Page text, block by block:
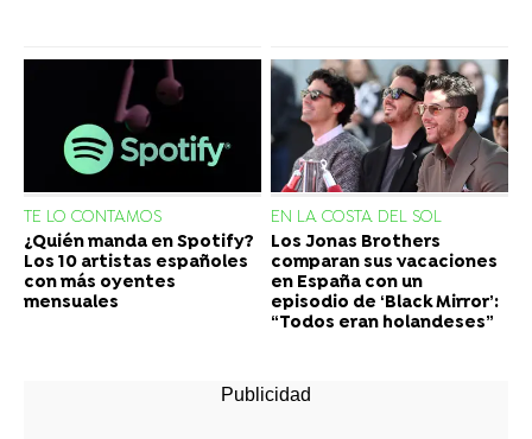
TE LO CONTAMOS
¿Quién manda en Spotify?
Los 10 artistas españoles
con más oyentes
mensuales
EN LA COSTA DEL SOL
Los Jonas Brothers
comparan sus vacaciones
en España con un
episodio de ‘Black Mirror’:
“Todos eran holandeses”